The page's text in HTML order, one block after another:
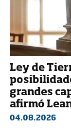
Ley de
grandes
afirmó
04.08.2026